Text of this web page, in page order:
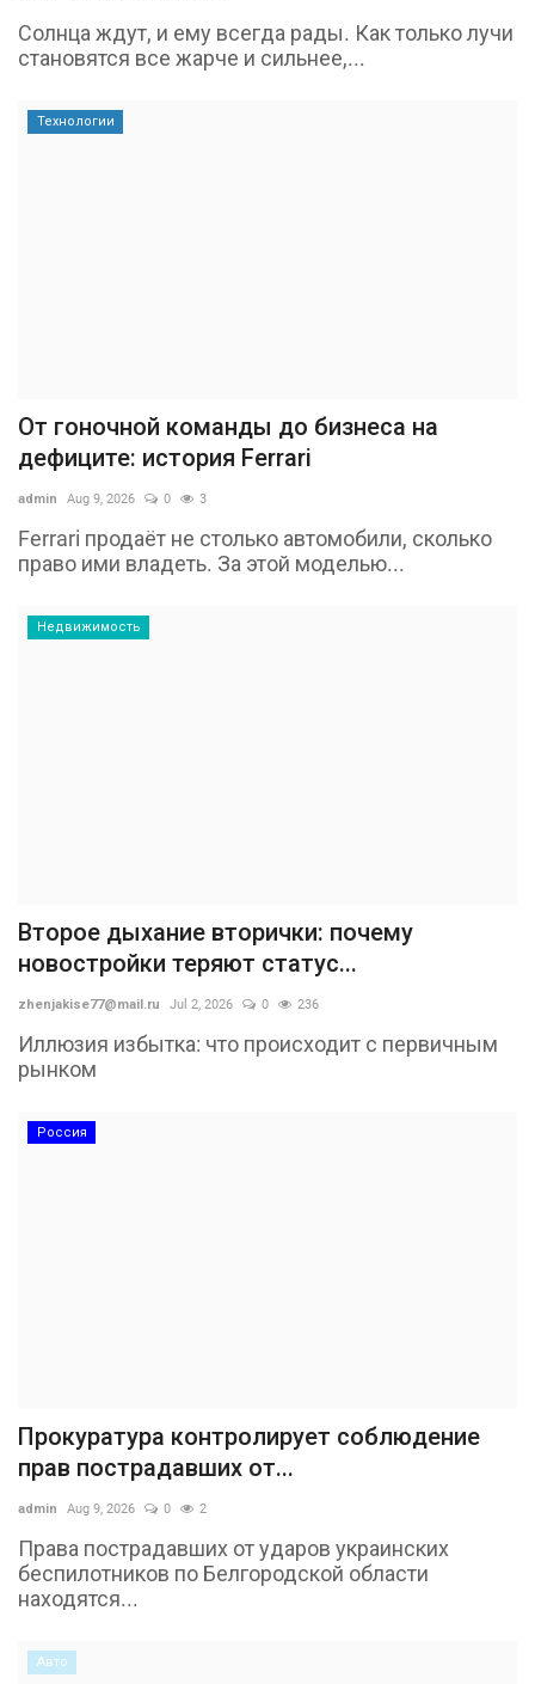
Солнца ждут, и ему всегда рады. Как только лучи
становятся все жарче и сильнее,...
Технологии
От гоночной команды до бизнеса на
дефиците: история Ferrari
admin Aug 9, 2026 0 3
Ferrari продаёт не столько автомобили, сколько
право ими владеть. За этой моделью...
Недвижимость
Второе дыхание вторички: почему
новостройки теряют статус...
zhenjakise77@mail.ru Jul 2, 2026 0 236
Иллюзия избытка: что происходит с первичным
рынком
Россия
Прокуратура контролирует соблюдение
прав пострадавших от...
admin Aug 9, 2026 0 2
Права пострадавших от ударов украинских
беспилотников по Белгородской области
находятся...
Авто